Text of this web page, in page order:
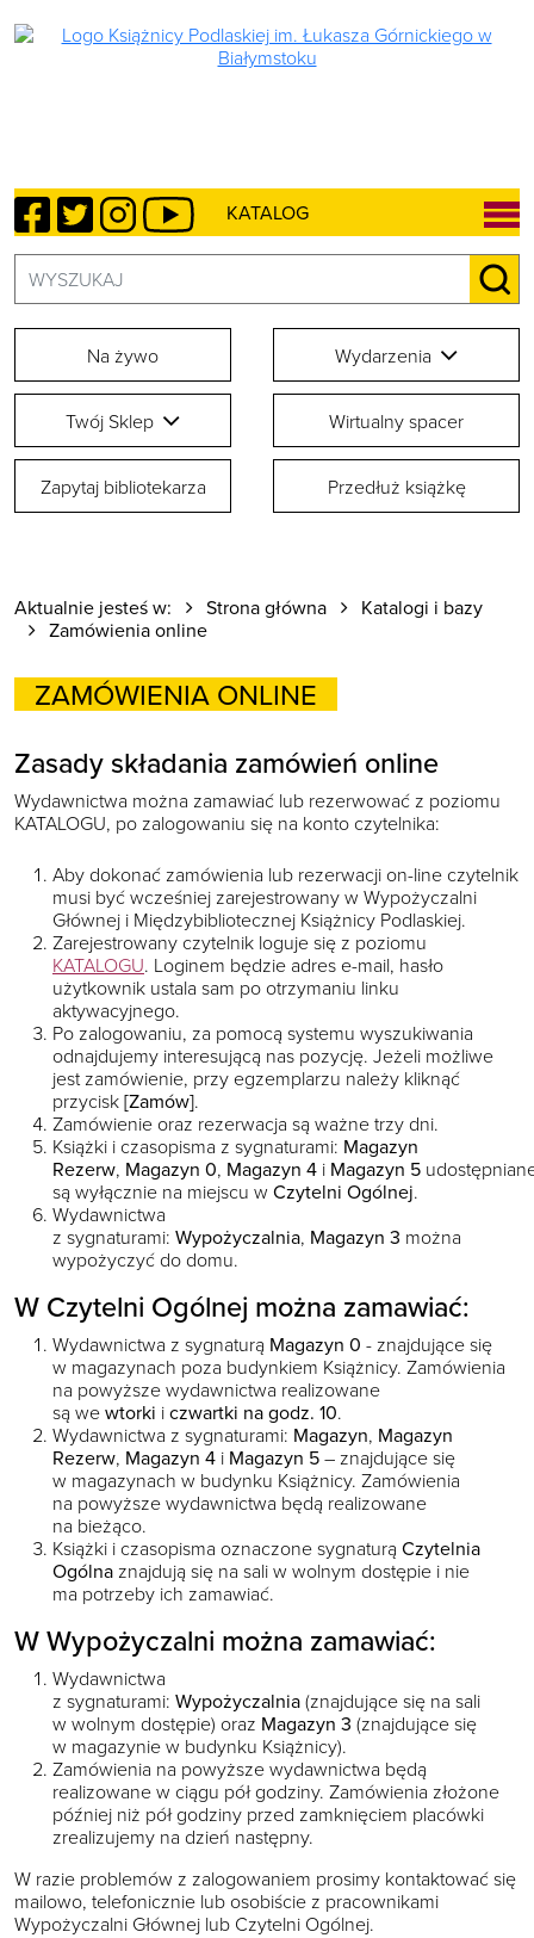
KATALOG
Facebook
TwitterInstagram
YouTube
Na żywo Wydarzenia
Twój Sklep Wirtualny spacer
Zapytaj bibliotekarza Przedłuż książkę
Aktualnie jesteś w: Strona główna
Katalogi i bazy
Zamówienia online
ZAMÓWIENIA ONLINE
Zasady składania zamówień online
Wydawnictwa można zamawiać lub rezerwować z poziomu
KATALOGU, po zalogowaniu się na konto czytelnika:
Aby dokonać zamówienia lub rezerwacji on-line czytelnik
musi być wcześniej zarejestrowany w Wypożyczalni
Głównej i Międzybibliotecznej Książnicy Podlaskiej.
Zarejestrowany czytelnik loguje się z poziomu
KATALOGU. Loginem będzie adres e-mail, hasło
użytkownik ustala sam po otrzymaniu linku
aktywacyjnego.
Po zalogowaniu, za pomocą systemu wyszukiwania
odnajdujemy interesującą nas pozycję. Jeżeli możliwe
jest zamówienie, przy egzemplarzu należy kliknąć
przycisk[Zamów].
Zamówienie oraz rezerwacja są ważne trzy dni.
Książki i czasopisma z sygnaturami: Magazyn
Rezerw, Magazyn 0, Magazyn 4 i Magazyn 5
są wyłącznie na miejscu w Czytelni Ogólnej.
Wydawnictwa
z sygnaturami: Wypożyczalnia, Magazyn 3 można
wypożyczyć do domu.
W Czytelni Ogólnej można zamawiać:
Wydawnictwa z sygnaturą Magazyn 0 - znajdujące się
w magazynach poza budynkiem Książnicy. Zamówienia
na powyższe wydawnictwa realizowane
są wewtorki iczwartki na godz. 10.
Wydawnictwa z sygnaturami: Magazyn, Magazyn
Rezerw, Magazyn 4 i Magazyn 5– znajdujące się
w magazynach w budynku Książnicy. Zamówienia
na powyższe wydawnictwa będą realizowane
na bieżąco.
Książki i czasopisma oznaczone sygnaturą Czytelnia
Ogólna znajdują się na sali w wolnym dostępie i nie
ma potrzeby ich zamawiać.
W Wypożyczalni można zamawiać:
Wydawnictwa
z sygnaturami: Wypożyczalnia(znajdujące się na sali
w wolnym dostępie) oraz Magazyn 3 (znajdujące się
w magazynie w budynku Książnicy).
Zamówienia na powyższe wydawnictwa będą
realizowane w ciągu pół godziny. Zamówienia złożone
później niż pół godziny przed zamknięciem placówki
zrealizujemy na dzień następny.
W razie problemów z zalogowaniem prosimy kontaktować się
mailowo, telefonicznie lub osobiście z pracownikami
Wypożyczalni Głównej lub Czytelni Ogólnej.